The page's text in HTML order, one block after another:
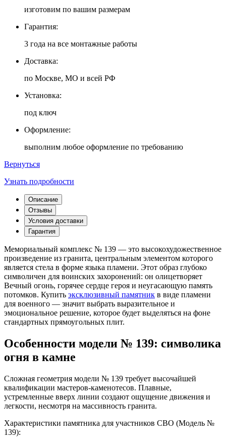
изготовим по вашим размерам
Гарантия:
3 года на все монтажные работы
Доставка:
по Москве, МО и всей РФ
Установка:
под ключ
Оформление:
выполним любое оформление по требованию
Вернуться
Узнать подробности
Описание
Отзывы
Условия доставки
Гарантия
Мемориальный комплекс № 139 — это высокохудожественное
произведение из гранита, центральным элементом которого
является стела в форме языка пламени. Этот образ глубоко
символичен для воинских захоронений: он олицетворяет
Вечный огонь, горячее сердце героя и неугасающую память
потомков. Купить эксклюзивный памятник в виде пламени
для военного — значит выбрать выразительное и
эмоциональное решение, которое будет выделяться на фоне
стандартных прямоугольных плит.
Особенности модели № 139: символика
огня в камне
Сложная геометрия модели № 139 требует высочайшей
квалификации мастеров-каменотесов. Плавные,
устремленные вверх линии создают ощущение движения и
легкости, несмотря на массивность гранита.
Характеристики памятника для участников СВО (Модель №
139):